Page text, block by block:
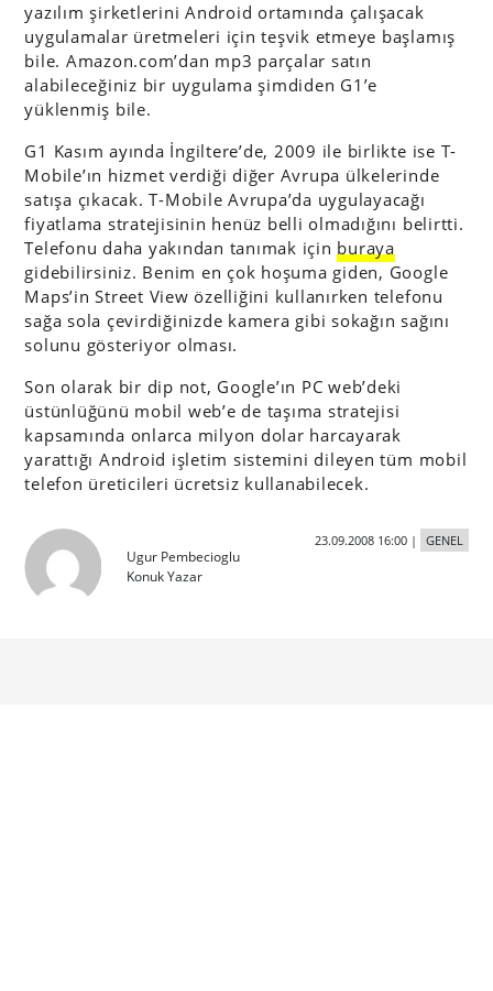
yazılım şirketlerini Android ortamında çalışacak
uygulamalar üretmeleri için teşvik etmeye başlamış
bile. Amazon.com’dan mp3 parçalar satın
alabileceğiniz bir uygulama şimdiden G1’e
yüklenmiş bile.
G1 Kasım ayında İngiltere’de, 2009 ile birlikte ise T-
Mobile’ın hizmet verdiği diğer Avrupa ülkelerinde
satışa çıkacak. T-Mobile Avrupa’da uygulayacağı
fiyatlama stratejisinin henüz belli olmadığını belirtti.
Telefonu daha yakından tanımak için buraya
gidebilirsiniz. Benim en çok hoşuma giden, Google
Maps’in Street View özelliğini kullanırken telefonu
sağa sola çevirdiğinizde kamera gibi sokağın sağını
solunu gösteriyor olması.
Son olarak bir dip not, Google’ın PC web’deki
üstünlüğünü mobil web’e de taşıma stratejisi
kapsamında onlarca milyon dolar harcayarak
yarattığı Android işletim sistemini dileyen tüm mobil
telefon üreticileri ücretsiz kullanabilecek.
Ugur Pembecioglu
Konuk Yazar
23.09.2008 16:00| GENEL